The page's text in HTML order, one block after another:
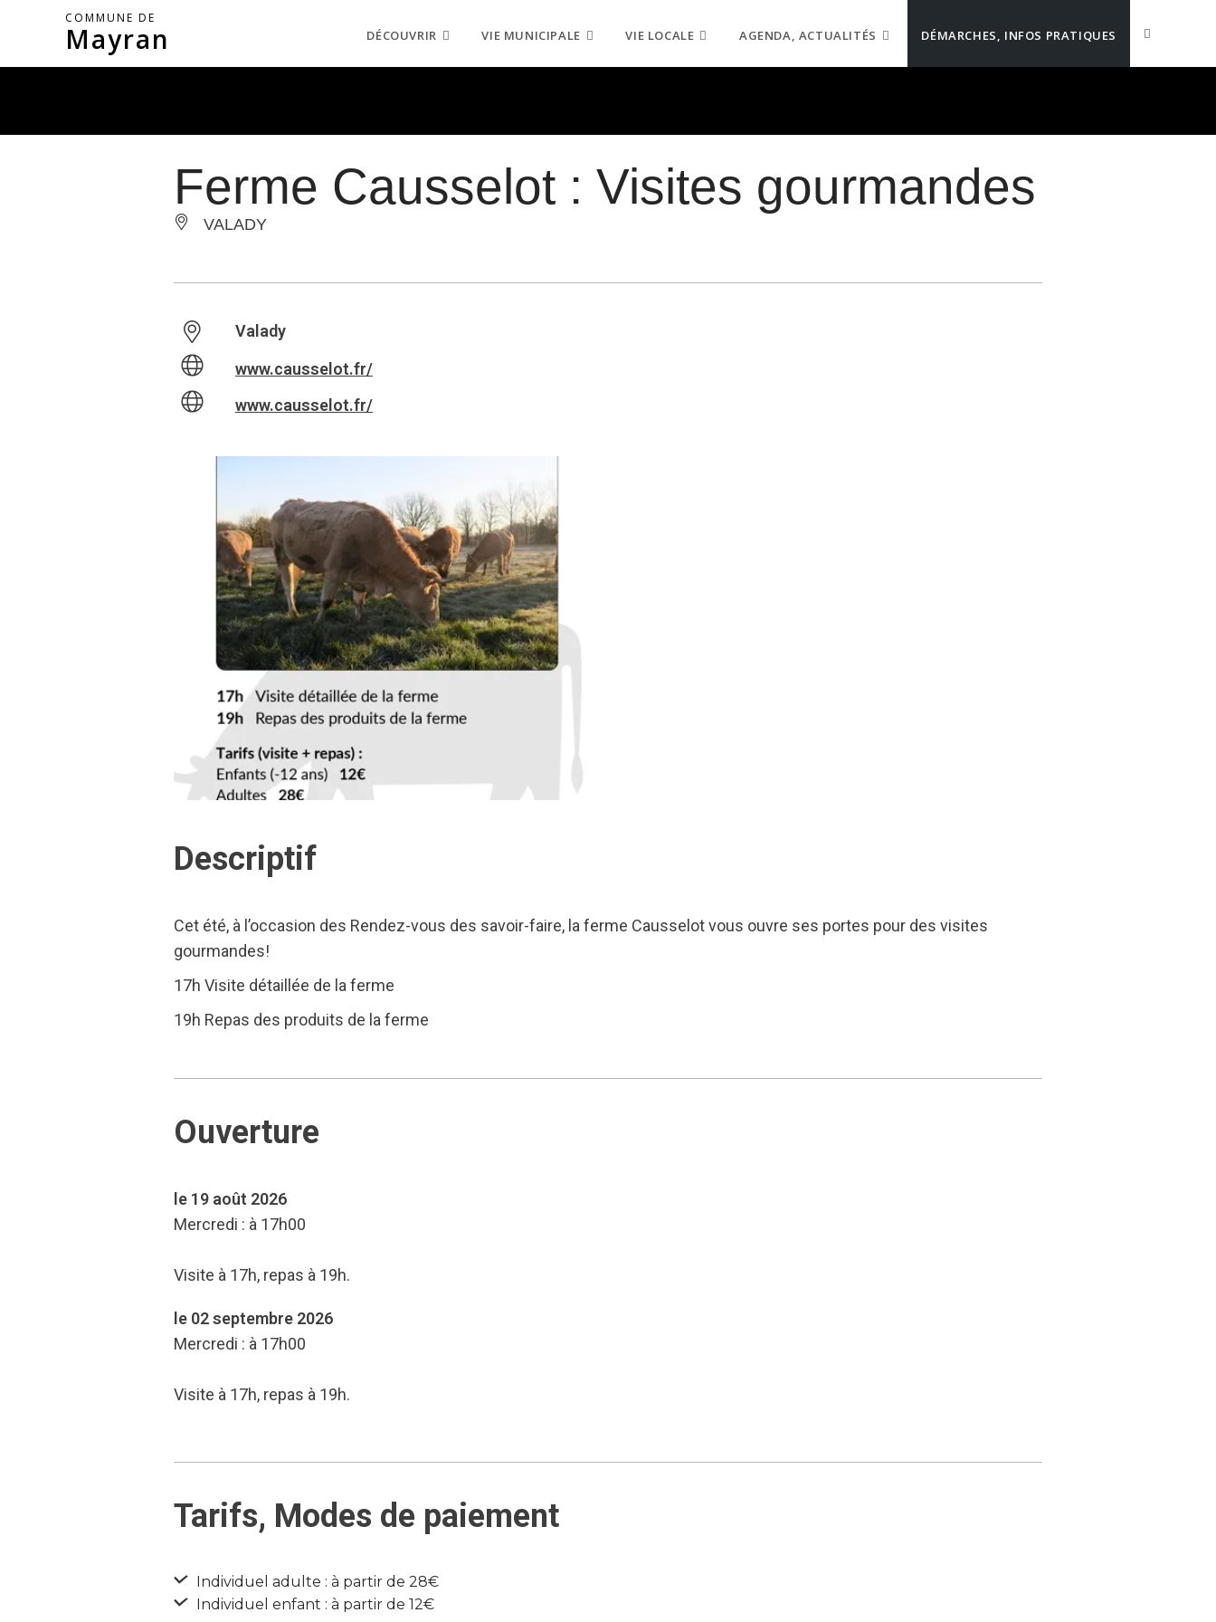
COMMUNE DE
Mayran DÉCOUVRIR VIE MUNICIPALE VIE LOCALE AGENDA, ACTUALITÉS DÉMARCHES, INFOS PRATIQUES
Ferme Causselot : Visites gourmandes
VALADY
Valady
www.causselot.fr/
www.causselot.fr/
Descriptif
Cet été, à l’occasion des Rendez-vous des savoir-faire, la ferme Causselot vous ouvre ses portes pour des visites
gourmandes!
17h Visite détaillée de la ferme
19h Repas des produits de la ferme
Ouverture
le 19 août 2026
Mercredi : à 17h00
Visite à 17h, repas à 19h.
le 02 septembre 2026
Mercredi : à 17h00
Visite à 17h, repas à 19h.
Tarifs, Modes de paiement
Individuel adulte : à partir de 28€
Individuel enfant : à partir de 12€